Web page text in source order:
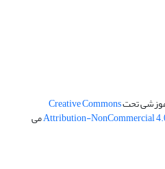
تحتCreative Commons
Attribution-NonCommercialمی